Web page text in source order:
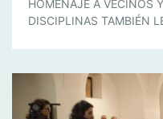
HOMENAJE A VECINOS
DISCIPLINAS TAMBIÉN
QUE CUENTA CON UNA
PROFESIONAL LLENA
CON LA LOCALIDAD. El